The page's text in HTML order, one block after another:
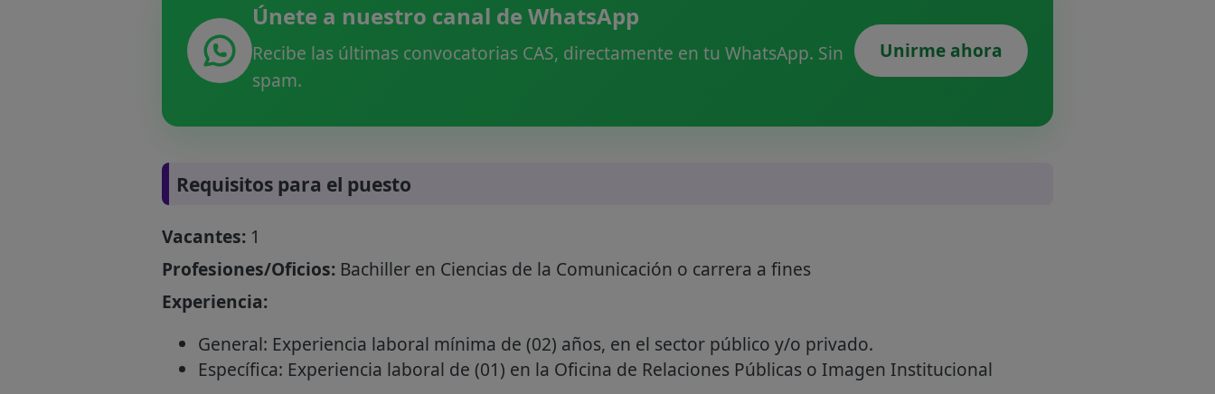
Únete a nuestro canal de WhatsApp
Recibe las últimas convocatorias CAS, directamente en tu WhatsApp. Sin
spam.
Unirme ahora
Requisitos para el puesto
Vacantes:1
Profesiones/Oficios:Bachiller en Ciencias de la Comunicación o carrera a fines
Experiencia:
General: Experiencia laboral mínima de (02) años, en el sector público y/o privado.
Específica: Experiencia laboral de (01) en la Oficina de Relaciones Públicas o Imagen Institucional